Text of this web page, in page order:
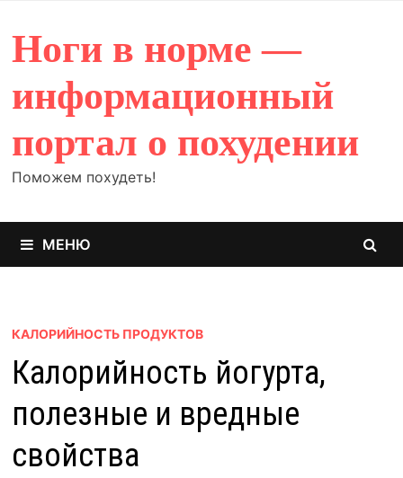
содержимому
Ноги в норме —
информационный
портал о похудении
Поможем похудеть!
МЕНЮ
КАЛОРИЙНОСТЬ ПРОДУКТОВ
Калорийность йогурта,
полезные и вредные
свойства